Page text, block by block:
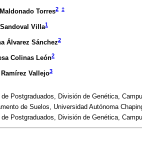
Torres2 ‡
Villa1
Álvarez Sánchez2
Colinas León2
Vallejo3
de Postgraduados, División de Genética,
de Suelos, Universidad Autónoma
de Postgraduados, División de Genética,